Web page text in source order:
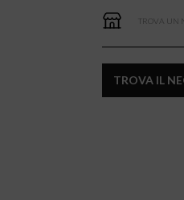
TROVA UN
TROVA IL